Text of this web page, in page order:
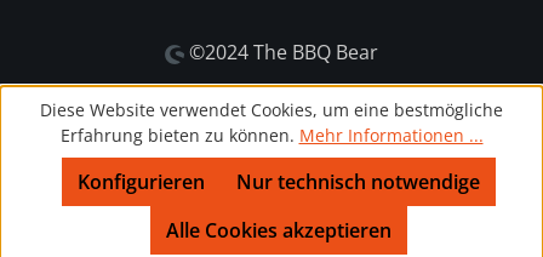
©2024 The BBQ Bear
Diese Website verwendet Cookies, um eine bestmögliche
Erfahrung bieten zu können. Mehr Informationen ...
Nur technisch notwendige
Konfigurieren
Alle Cookies akzeptieren